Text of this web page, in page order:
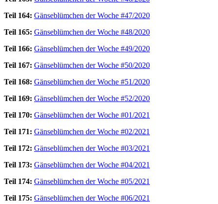
Teil 164: Gänseblümchen der Woche #47/2020
Teil 165: Gänseblümchen der Woche #48/2020
Teil 166: Gänseblümchen der Woche #49/2020
Teil 167: Gänseblümchen der Woche #50/2020
Teil 168: Gänseblümchen der Woche #51/2020
Teil 169: Gänseblümchen der Woche #52/2020
Teil 170: Gänseblümchen der Woche #01/2021
Teil 171: Gänseblümchen der Woche #02/2021
Teil 172: Gänseblümchen der Woche #03/2021
Teil 173: Gänseblümchen der Woche #04/2021
Teil 174: Gänseblümchen der Woche #05/2021
Teil 175: Gänseblümchen der Woche #06/2021